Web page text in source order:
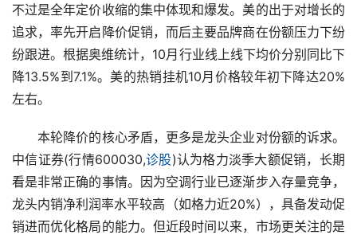
不过是全年定价收缩的集中体现和爆发。美的出于对增长的
追求，率先开启降价促销，而后主要品牌商在份额压力下纷
纷跟进。根据奥维统计，10月行业线上线下均价分别同比下
降13.5%到7.1%。美的热销挂机10月价格较年初下降达20%
左右。
本轮降价的核心矛盾，更多是龙头企业对份额的诉求。
中信证券(行情600030,诊股)认为格力淡季大额促销，长期
看是非常正确的事情。因为空调行业已逐渐步入存量竞争，
龙头内销净利润率水平较高（如格力近20%），具备发动促
销进而优化格局的能力。但近段时间以来，市场更关注的是